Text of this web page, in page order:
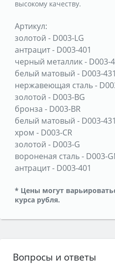
высокому качеству.
Артикул:
золотой - D003-LG
антрацит- D003-401
черный металлик- D003-
белый матовый - D003-431
нержавеющая сталь-
золотой - D003-BG
бронза - D003-BR
белый матовый - D003-
хром - D003-CR
золотой - D003-G
вороненая сталь- D003-
антрацит- D003-401
* Цены могут
курса рубля.
Вопросы и ответы